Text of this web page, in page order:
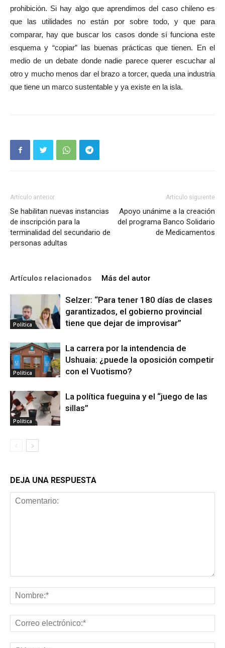
prohibición. Si hay algo que aprendimos del caso chileno es
que las utilidades no están por sobre todo, y que para
comparar, hay que buscar los casos donde sí funciona este
esquema y “copiar” las buenas prácticas que tienen. En el
medio de un debate donde nadie parece querer escuchar al
otro y mucho menos dar el brazo a torcer, queda una industria
que tiene un marco sustentable y ya existe en la isla.
Artículo anterior
Se habilitan nuevas instancias
de inscripción para la
terminalidad del secundario de
personas adultas
Artículo siguiente
Apoyo unánime a la creación
del programa Banco Solidario
de Medicamentos
Artículos relacionados Más del autor
Política
Selzer: “Para tener 180 días de clases
garantizados, el gobierno provincial
tiene que dejar de improvisar”
Política
La carrera por la intendencia de
Ushuaia: ¿puede la oposición competir
con el Vuotismo?
Política
La política fueguina y el “juego de las
sillas”
DEJA UNA RESPUESTA